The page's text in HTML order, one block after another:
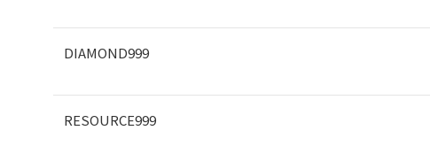
DIAMOND999
RESOURCE999